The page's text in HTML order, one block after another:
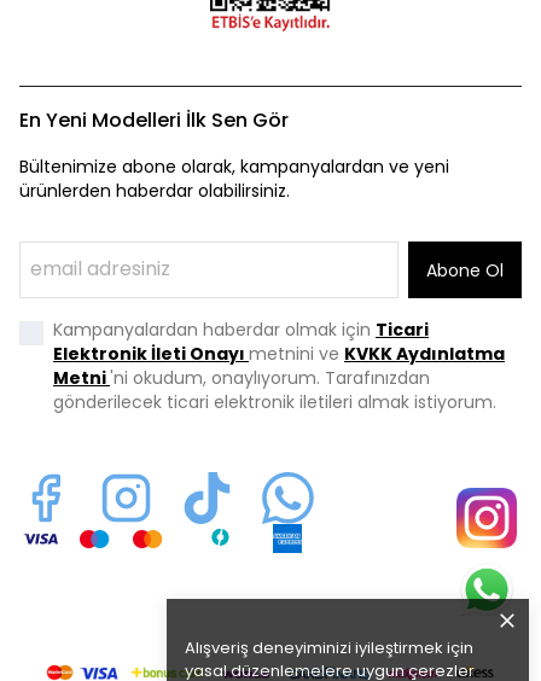
Alışveriş deneyiminizi iyileştirmek için
yasal düzenlemelere uygun çerezler
En Yeni Modelleri İlk Sen Gör
Bültenimize abone olarak, kampanyalardan ve yeni
ürünlerden haberdar olabilirsiniz.
Abone Ol
Kampanyalardan haberdar olmak için Ticari
Elektronik İleti Onayı metnini ve KVKK Aydınlatma
Metni'ni okudum, onaylıyorum. Tarafınızdan
gönderilecek ticari elektronik iletileri almak istiyorum.